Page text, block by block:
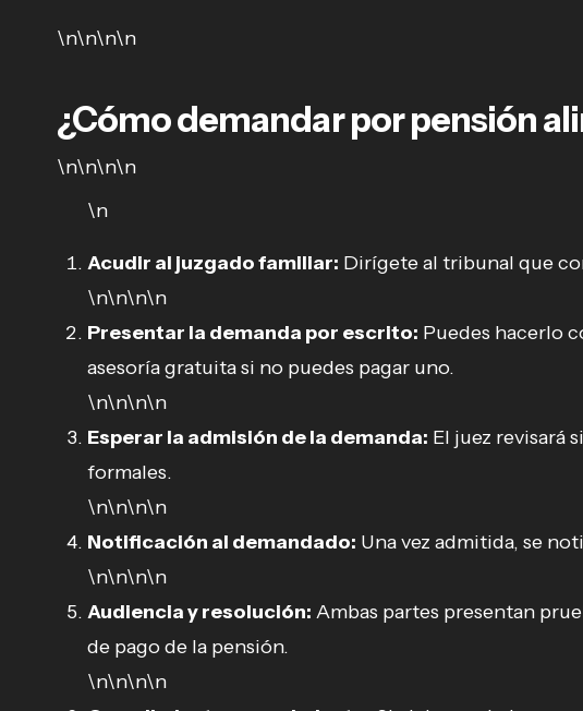
\n\n\n\n
¿Cómo demandar por pensión
\n\n\n\n
\n
Acudir al juzgado familiar: Dirígete al tribunal que
\n\n\n\n
Presentar la demanda por escrito: Puedes hacerlo
asesoría gratuita si no puedes pagar uno.
\n\n\n\n
Esperar la admisión de la demanda: El juez revisará
formales.
\n\n\n\n
Notificación al demandado: Una vez admitida, se
\n\n\n\n
Audiencia y resolución: Ambas partes presentan
de pago de la pensión.
\n\n\n\n